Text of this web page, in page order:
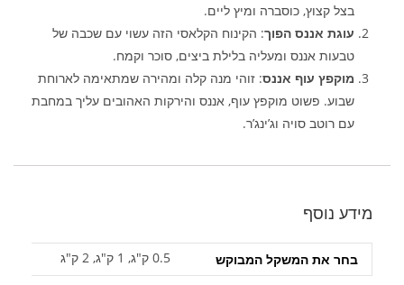
בצל קצוץ, כוסברה ומיץ ליים.
עוגת אננס הפוך: הקינוח הקלאסי הזה עשוי עם שכבה של
טבעות אננס ומעליה בלילת ביצים, סוכר וקמח.
מוקפץ עוף אננס: זוהי מנה קלה ומהירה שמתאימה לארוחת
שבוע. פשוט מוקפץ עוף, אננס והירקות האהובים עליך במחבת
עם רוטב סויה וג’ינג’ר.
מידע נוסף
בחר את המשקל המבוקש‎ 0.5 ק"ג, 1 ק"ג, 2 ק"ג